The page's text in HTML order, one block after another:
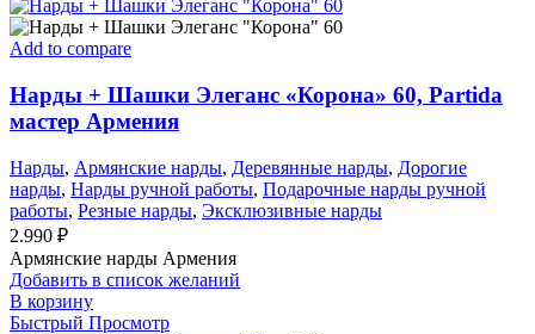
Add to compare
Нарды + Шашки Элеганс «Корона» 60, Partida
мастер Армения
Нарды, Армянские нарды, Деревянные нарды, Дорогие
нарды, Нарды ручной работы, Подарочные нарды ручной
работы, Резные нарды, Эксклюзивные нарды
2.990 ₽
Армянские нарды Армения
Добавить в список желаний
В корзину
Быстрый Просмотр